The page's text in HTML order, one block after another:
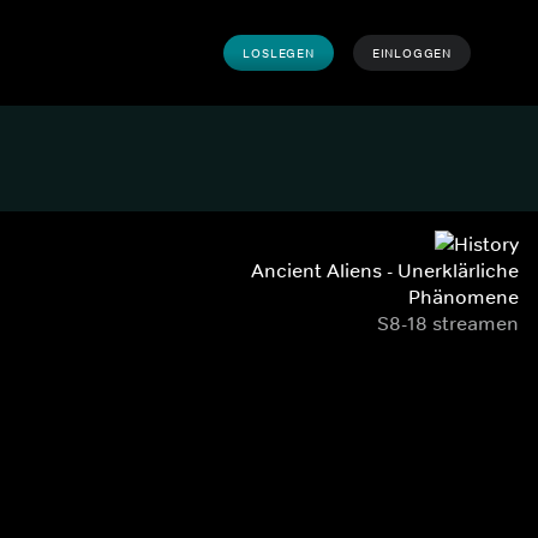
LOSLEGEN EINLOGGEN
Ancient Aliens - Unerklärliche
Phänomene
S8-18 streamen